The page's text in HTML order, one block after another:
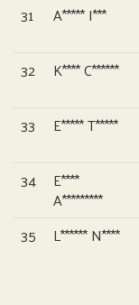
31
A***** I***
32
K**** C******
33
E***** T*****
34
E****
A*********
35
L****** N****